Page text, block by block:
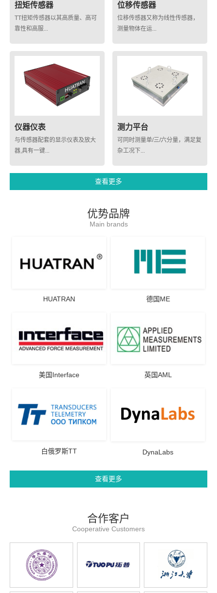
扭矩传感器
TT扭矩传感器以其高质量、高可
靠性和高服...
位移传感器
位移传感器又称为线性传感器，
测量物体在运...
仪器仪表
与传感器配套的显示仪表及放大
器,具有一键...
测力平台
可同时测量单/三/六分量，满足复
杂工况下...
查看更多
优势品牌
Main brands
HUATRAN 德国ME
美国Interface 英国AML
白俄罗斯TT DynaLabs
查看更多
合作客户
Cooperative Customers